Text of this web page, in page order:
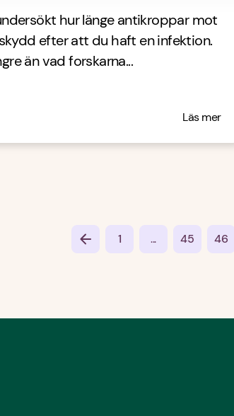
hur länge antikroppar mot
efter att du haft en infektion.
än vad forskarna...
Läs mer
1 ... 45 46